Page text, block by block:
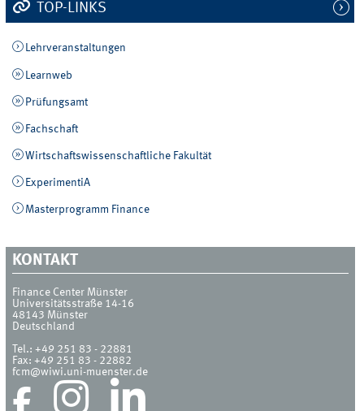
TOP-LINKS
Lehrveranstaltungen
Learnweb
Prüfungsamt
Fachschaft
Wirtschaftswissenschaftliche Fakultät
ExperimentiA
Masterprogramm Finance
KONTAKT
Finance Center Münster
Universitätsstraße 14-16
48143 Münster
Deutschland
Tel.:+49 251 83 - 22881
Fax:+49 251 83 - 22882
fcm@wiwi.uni-muenster.de